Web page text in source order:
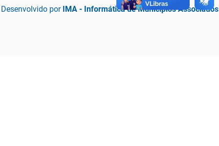
Desenvolvido por IMA - Informática de Municípios Associados